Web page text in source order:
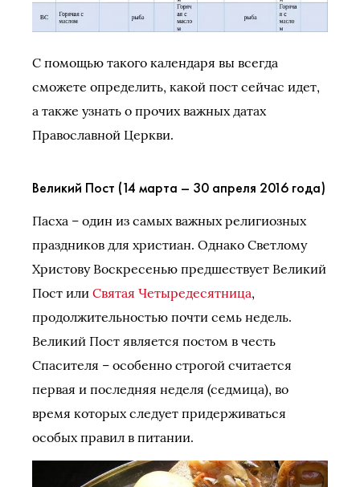
С помощью такого календаря вы всегда
сможете определить, какой пост сейчас идет,
а также узнать о прочих важных датах
Православной Церкви.
Великий Пост (14 марта – 30 апреля 2016 года)
Пасха – один из самых важных религиозных
праздников для христиан. Однако Светлому
Христову Воскресенью предшествует Великий
Пост или Святая Четыредесятница,
продолжительностью почти семь недель.
Великий Пост является постом в честь
Спасителя – особенно строгой считается
первая и последняя неделя (седмица), во
время которых следует придерживаться
особых правил в питании.